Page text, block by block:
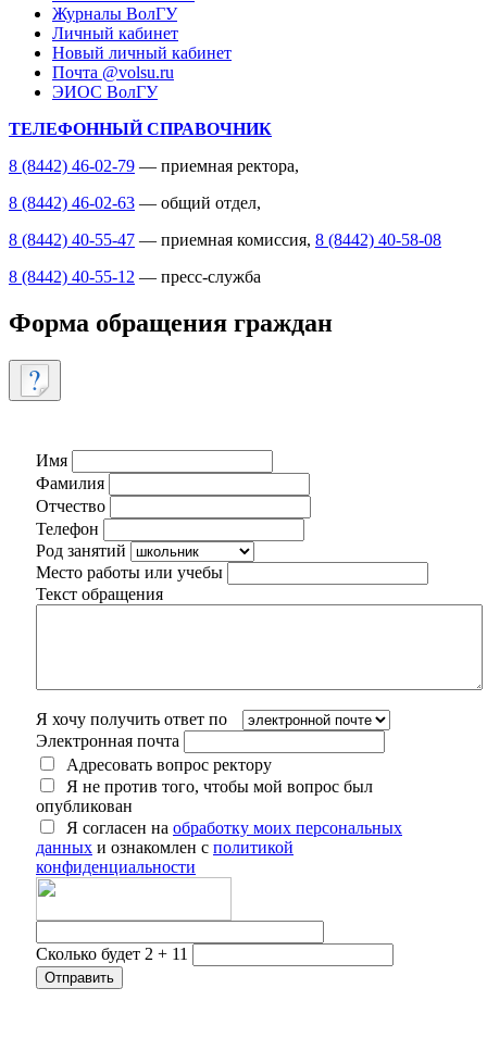
Журналы ВолГУ
Личный кабинет
Новый личный кабинет
Почта @volsu.ru
ЭИОС ВолГУ
ТЕЛЕФОННЫЙ СПРАВОЧНИК
8 (8442) 46-02-79 — приемная ректора,
8 (8442) 46-02-63 — общий отдел,
8 (8442) 40-55-47 — приемная комиссия, 8 (8442) 40-58-08
8 (8442) 40-55-12 — пресс-служба
Форма обращения граждан
Имя
Фамилия
Отчество
Телефон
Род занятий
Место работы или учебы
Текст обращения
Я хочу получить ответ по
Электронная почта
Адресовать вопрос ректору
Я не против того, чтобы мой вопрос был
опубликован
Я согласен на обработку моих персональных
данных и ознакомлен с политикой
конфиденциальности
Сколько будет 2 + 11